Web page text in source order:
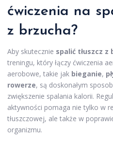
ćwiczenia na
z brzucha?
Aby skutecznie spalić tłuszcz z
treningu, który łączy ćwiczenia
aerobowe, takie jak bieganie,
rowerze, są doskonałym
zwiększenie spalania kalorii.
aktywności pomaga nie tylko w
tłuszczowej, ale także w
organizmu.